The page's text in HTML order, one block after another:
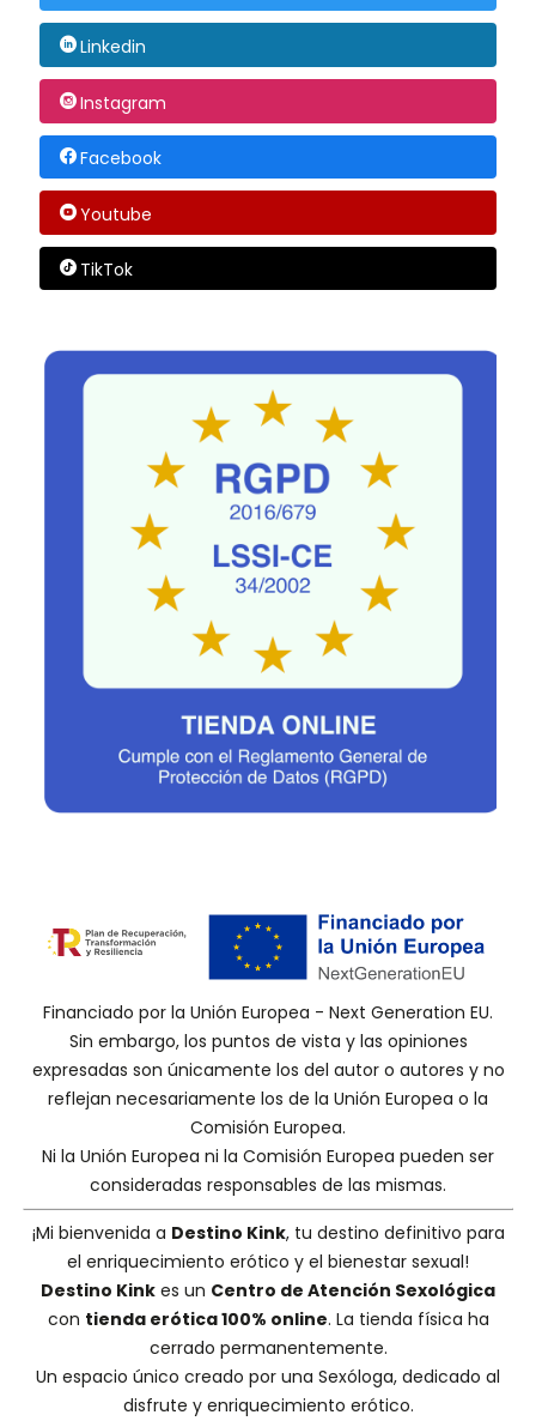
Linkedin
Instagram
Facebook
Youtube
TikTok
Financiado por la Unión Europea - Next Generation EU.
Sin embargo, los puntos de vista y las opiniones
expresadas son únicamente los del autor o autores y no
reflejan necesariamente los de la Unión Europea o la
Comisión Europea.
Ni la Unión Europea ni la Comisión Europea pueden ser
consideradas responsables de las mismas.
¡Mi bienvenida a Destino Kink, tu destino definitivo para
el enriquecimiento erótico y el bienestar sexual!
Destino Kink es un Centro de Atención Sexológica
con tienda erótica 100% online. La tienda física ha
cerrado permanentemente.
Un espacio único creado por una Sexóloga, dedicado al
disfrute y enriquecimiento erótico.